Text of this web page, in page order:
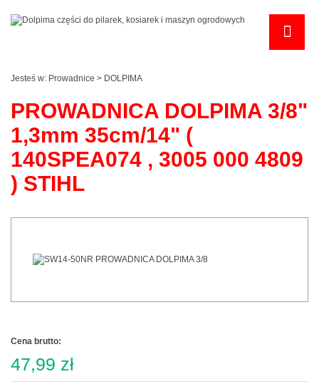
Jesteś w: Prowadnice > DOLPIMA
PROWADNICA DOLPIMA 3/8"
1,3mm 35cm/14" (
140SPEA074 , 3005 000 4809
) STIHL
Cena brutto:
47,99 zł